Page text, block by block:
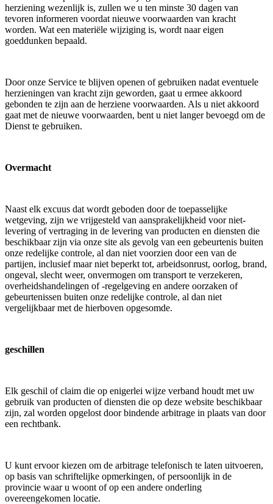
herziening wezenlijk is, zullen we u ten minste 30 dagen van
tevoren informeren voordat nieuwe voorwaarden van kracht
worden. Wat een materiële wijziging is, wordt naar eigen
goeddunken bepaald.
Door onze Service te blijven openen of gebruiken nadat eventuele
herzieningen van kracht zijn geworden, gaat u ermee akkoord
gebonden te zijn aan de herziene voorwaarden. Als u niet akkoord
gaat met de nieuwe voorwaarden, bent u niet langer bevoegd om de
Dienst te gebruiken.
Overmacht
Naast elk excuus dat wordt geboden door de toepasselijke
wetgeving, zijn we vrijgesteld van aansprakelijkheid voor niet-
levering of vertraging in de levering van producten en diensten die
beschikbaar zijn via onze site als gevolg van een gebeurtenis buiten
onze redelijke controle, al dan niet voorzien door een van de
partijen, inclusief maar niet beperkt tot, arbeidsonrust, oorlog, brand,
ongeval, slecht weer, onvermogen om transport te verzekeren,
overheidshandelingen of -regelgeving en andere oorzaken of
gebeurtenissen buiten onze redelijke controle, al dan niet
vergelijkbaar met de hierboven opgesomde.
geschillen
Elk geschil of claim die op enigerlei wijze verband houdt met uw
gebruik van producten of diensten die op deze website beschikbaar
zijn, zal worden opgelost door bindende arbitrage in plaats van door
een rechtbank.
U kunt ervoor kiezen om de arbitrage telefonisch te laten uitvoeren,
op basis van schriftelijke opmerkingen, of persoonlijk in de
provincie waar u woont of op een andere onderling
overeengekomen locatie.